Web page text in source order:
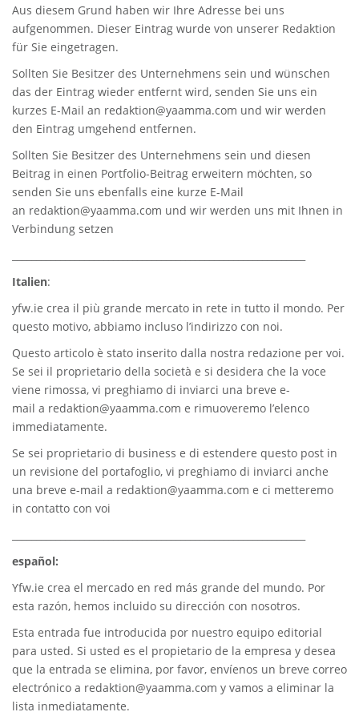
Aus diesem Grund haben wir Ihre Adresse bei uns
aufgenommen. Dieser Eintrag wurde von unserer Redaktion
für Sie eingetragen.
Sollten Sie Besitzer des Unternehmens sein und wünschen
das der Eintrag wieder entfernt wird, senden Sie uns ein
kurzes E-Mail an redaktion@yaamma.com und wir werden
den Eintrag umgehend entfernen.
Sollten Sie Besitzer des Unternehmens sein und diesen
Beitrag in einen Portfolio-Beitrag erweitern möchten, so
senden Sie uns ebenfalls eine kurze E-Mail
an redaktion@yaamma.com und wir werden uns mit Ihnen in
Verbindung setzen
Italien:
yfw.ie crea il più grande mercato in rete in tutto il mondo. Per
questo motivo, abbiamo incluso l’indirizzo con noi.
Questo articolo è stato inserito dalla nostra redazione per voi.
Se sei il proprietario della società e si desidera che la voce
viene rimossa, vi preghiamo di inviarci una breve e-
mail a redaktion@yaamma.com e rimuoveremo l’elenco
immediatamente.
Se sei proprietario di business e di estendere questo post in
un revisione del portafoglio, vi preghiamo di inviarci anche
una breve e-mail a redaktion@yaamma.com e ci metteremo
in contatto con voi
español:
Yfw.ie crea el mercado en red más grande del mundo. Por
esta razón, hemos incluido su dirección con nosotros.
Esta entrada fue introducida por nuestro equipo editorial
para usted. Si usted es el propietario de la empresa y desea
que la entrada se elimina, por favor, envíenos un breve correo
electrónico a redaktion@yaamma.com y vamos a eliminar la
lista inmediatamente.